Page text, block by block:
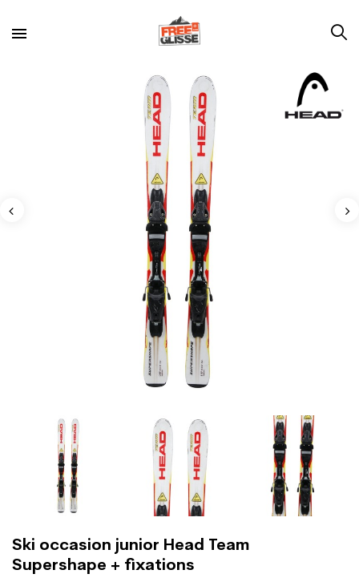
Ski occasion junior Head Team
Supershape + fixations